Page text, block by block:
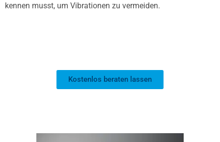
kennen musst, um Vibrationen zu vermeiden.
Kostenlos beraten lassen